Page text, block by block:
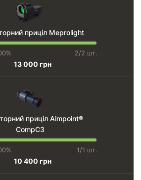
приціл Meprolight
2/2 шт.
13 000 грн
приціл Aimpoint®
CompC3
1/1 шт.
10 400 грн